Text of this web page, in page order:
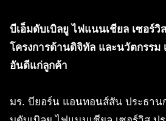
บีเอ็มดับเบิลยู ไฟแนนเชียล เซอร์วิ
โครงการด้านดิจิทัล และนวัตกรรม
อันดีแก่ลูกค้า
มร. บียอร์น แอนทอนส์สัน ประธาน